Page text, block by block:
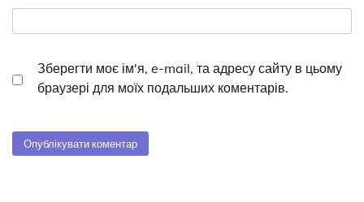
Зберегти моє ім'я, e-mail, та адресу сайту в цьому
браузері для моїх подальших коментарів.